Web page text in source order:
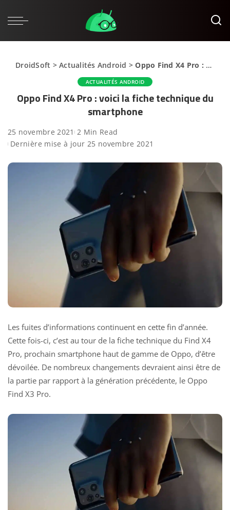
DroidSoft >Actualités Android >Oppo Find X4 Pro : voici la fiche technique du smartphone
ACTUALITÉS ANDROID
Oppo Find X4 Pro : voici la fiche technique du
smartphone
25 novembre 2021 2 Min Read
Dernière mise à jour 25 novembre 2021
Les fuites d’informations continuent en cette fin d’année.
Cette fois-ci, c’est au tour de la fiche technique du Find X4
Pro, prochain smartphone haut de gamme de Oppo, d’être
dévoilée. De nombreux changements devraient ainsi être de
la partie par rapport à la génération précédente, le Oppo
Find X3 Pro.